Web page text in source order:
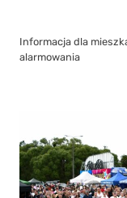
Informacja dla
alarmowania